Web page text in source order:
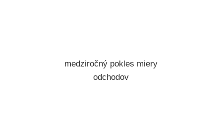
medziročný pokles miery
odchodov